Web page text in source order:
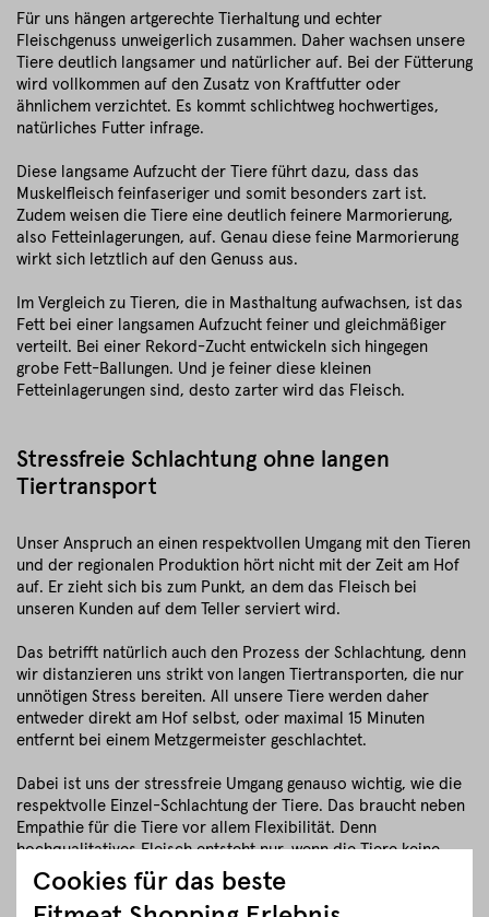
Für uns hängen artgerechte Tierhaltung und echter
Fleischgenuss unweigerlich zusammen. Daher wachsen unsere
Tiere deutlich langsamer und natürlicher auf. Bei der Fütterung
wird vollkommen auf den Zusatz von Kraftfutter oder
ähnlichem verzichtet. Es kommt schlichtweg hochwertiges,
natürliches Futter infrage.
Diese langsame Aufzucht der Tiere führt dazu, dass das
Muskelfleisch feinfaseriger und somit besonders zart ist.
Zudem weisen die Tiere eine deutlich feinere Marmorierung,
also Fetteinlagerungen, auf. Genau diese feine Marmorierung
wirkt sich letztlich auf den Genuss aus.
Im Vergleich zu Tieren, die in Masthaltung aufwachsen, ist das
Fett bei einer langsamen Aufzucht feiner und gleichmäßiger
verteilt. Bei einer Rekord-Zucht entwickeln sich hingegen
grobe Fett-Ballungen. Und je feiner diese kleinen
Fetteinlagerungen sind, desto zarter wird das Fleisch.
Stressfreie Schlachtung ohne langen
Tiertransport
Unser Anspruch an einen respektvollen Umgang mit den Tieren
und der regionalen Produktion hört nicht mit der Zeit am Hof
auf. Er zieht sich bis zum Punkt, an dem das Fleisch bei
unseren Kunden auf dem Teller serviert wird.
Das betrifft natürlich auch den Prozess der Schlachtung, denn
wir distanzieren uns strikt von langen Tiertransporten, die nur
unnötigen Stress bereiten. All unsere Tiere werden daher
entweder direkt am Hof selbst, oder maximal 15 Minuten
entfernt bei einem Metzgermeister geschlachtet.
Dabei ist uns der stressfreie Umgang genauso wichtig, wie die
respektvolle Einzel-Schlachtung der Tiere. Das braucht neben
Empathie für die Tiere vor allem Flexibilität. Denn
hochqualitatives Fleisch entsteht nur, wenn die Tiere keine
Stresshormone freisetzen.
Cookies für das beste